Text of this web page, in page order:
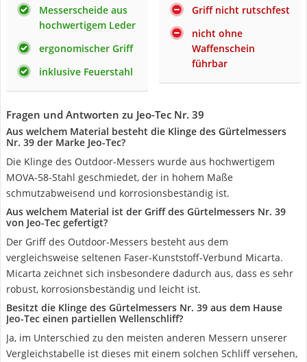
Messerscheide aus
hochwertigem Leder
ergonomischer Griff
inklusive Feuerstahl
Griff nicht rutschfest
nicht ohne
Waffenschein
führbar
Fragen und Antworten zu Jeo-Tec Nr. 39
Aus welchem Material besteht die Klinge des Gürtelmessers
Nr. 39 der Marke Jeo-Tec?
Die Klinge des Outdoor-Messers wurde aus hochwertigem
MOVA-58-Stahl geschmiedet, der in hohem Maße
schmutzabweisend und korrosionsbeständig ist.
Aus welchem Material ist der Griff des Gürtelmessers Nr. 39
von Jeo-Tec gefertigt?
Der Griff des Outdoor-Messers besteht aus dem
vergleichsweise seltenen Faser-Kunststoff-Verbund Micarta.
Micarta zeichnet sich insbesondere dadurch aus, dass es sehr
robust, korrosionsbeständig und leicht ist.
Besitzt die Klinge des Gürtelmessers Nr. 39 aus dem Hause
Jeo-Tec einen partiellen Wellenschliff?
Ja, im Unterschied zu den meisten anderen Messern unserer
Vergleichstabelle ist dieses mit einem solchen Schliff versehen,